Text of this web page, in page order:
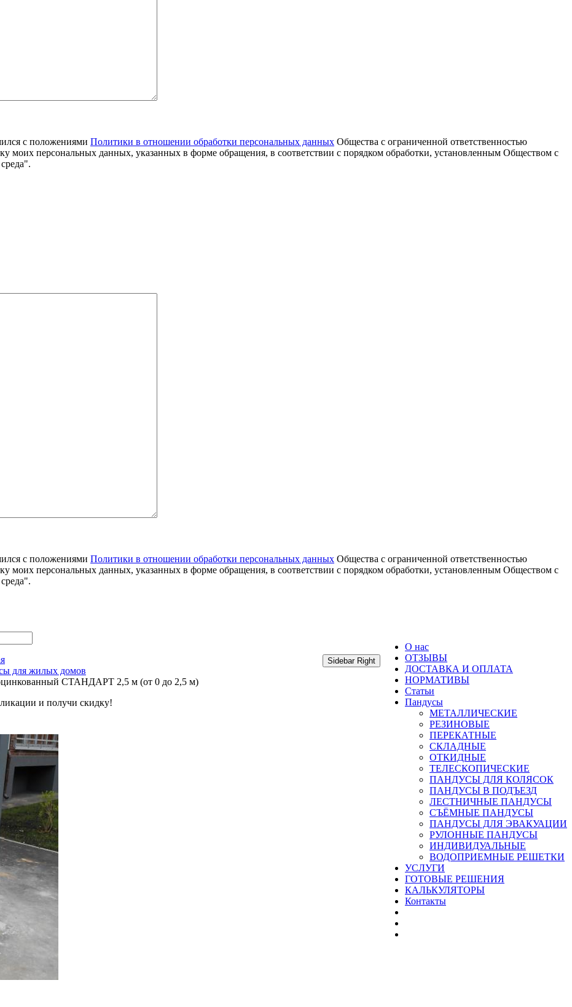
с положениями Политики в отношении обработки персональных данных Общества с ограниченной ответственностью
моих персональных данных, указанных в форме обращения, в соответствии с порядком обработки, установленным Обществом с
с положениями Политики в отношении обработки персональных данных Общества с ограниченной ответственностью
моих персональных данных, указанных в форме обращения, в соответствии с порядком обработки, установленным Обществом с
О нас
ОТЗЫВЫ
ДОСТАВКА И ОПЛАТА
НОРМАТИВЫ
Статьи
Пандусы
МЕТАЛЛИЧЕСКИЕ
РЕЗИНОВЫЕ
ПЕРЕКАТНЫЕ
СКЛАДНЫЕ
ОТКИДНЫЕ
ТЕЛЕСКОПИЧЕСКИЕ
ПАНДУСЫ ДЛЯ КОЛЯСОК
ПАНДУСЫ В ПОДЪЕЗД
ЛЕСТНИЧНЫЕ ПАНДУСЫ
CЪЁМНЫЕ ПАНДУСЫ
ПАНДУСЫ ДЛЯ ЭВАКУАЦИИ
РУЛОННЫЕ ПАНДУСЫ
ИНДИВИДУАЛЬНЫЕ
ВОДОПРИЕМНЫЕ РЕШЕТКИ
УСЛУГИ
ГОТОВЫЕ РЕШЕНИЯ
КАЛЬКУЛЯТОРЫ
Контакты
Sidebar Right
для жилых домов
СТАНДАРТ 2,5 м (от 0 до 2,5 м)
и получи скидку!